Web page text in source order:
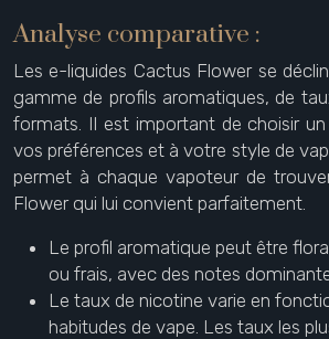
Analyse comparative :
Les e-liquides Cactus Flower se
gamme de profils aromatiques, de
formats. Il est important de choisir
vos préférences et à votre style de
permet à chaque vapoteur de
Flower qui lui convient parfaitement.
Le profil aromatique peut être
ou frais, avec des notes
Le taux de nicotine varie en
habitudes de vape. Les taux les